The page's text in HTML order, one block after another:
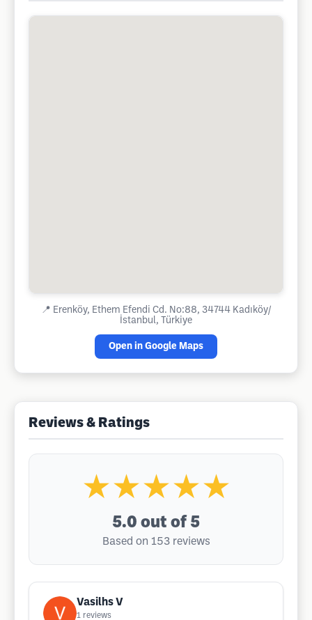
📍 Erenköy, Ethem Efendi Cd. No:88, 34744 Kadıköy/
İstanbul, Türkiye
Open in Google Maps
Reviews & Ratings
★★★★★
5.0 out of 5
Based on 153 reviews
Vasilhs V
1 reviews